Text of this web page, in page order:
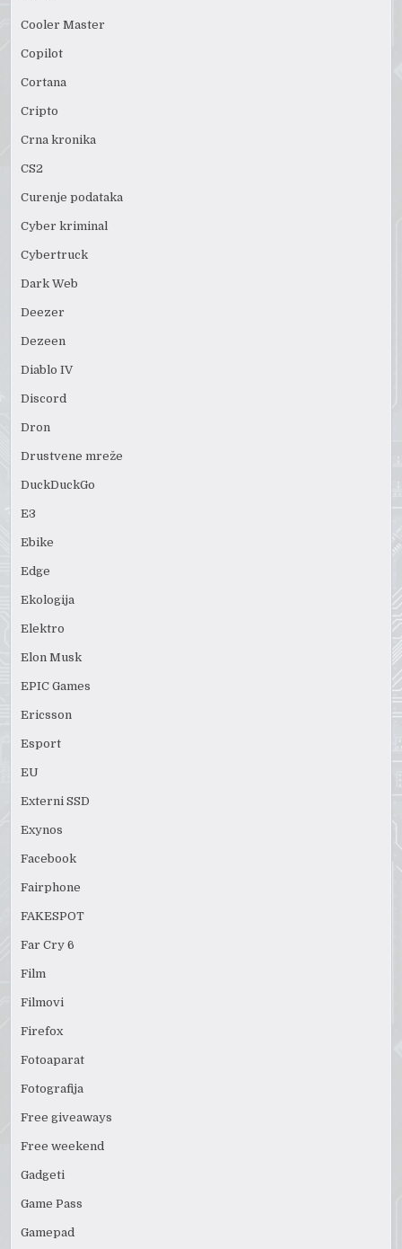
Cooler Master
Copilot
Cortana
Cripto
Crna kronika
CS2
Curenje podataka
Cyber kriminal
Cybertruck
Dark Web
Deezer
Dezeen
Diablo IV
Discord
Dron
Drustvene mreže
DuckDuckGo
E3
Ebike
Edge
Ekologija
Elektro
Elon Musk
EPIC Games
Ericsson
Esport
EU
Externi SSD
Exynos
Facebook
Fairphone
FAKESPOT
Far Cry 6
Film
Filmovi
Firefox
Fotoaparat
Fotografija
Free giveaways
Free weekend
Gadgeti
Game Pass
Gamepad